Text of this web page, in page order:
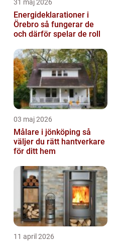
31 maj 2026
Energideklarationer i
Örebro så fungerar de
och därför spelar de roll
03 maj 2026
Målare i jönköping så
väljer du rätt hantverkare
för ditt hem
11 april 2026